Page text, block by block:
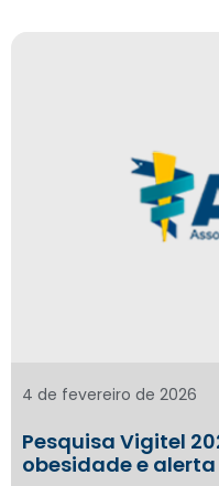
Pesquisa Vigitel
obesidade e
4 de fevereiro de 2026